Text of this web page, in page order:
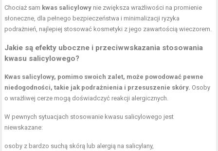
Chociaż sam kwas salicylowy nie zwiększa wrażliwości na promienie
słoneczne, dla pełnego bezpieczeństwa i minimalizacji ryzyka
podrażnień, najlepiej stosować kosmetyki z jego zawartością wieczorem.
Jakie są efekty uboczne i przeciwwskazania stosowania
kwasu salicylowego?
Kwas salicylowy, pomimo swoich zalet, może powodować pewne
niedogodności, takie jak podrażnienia i przesuszenie skóry. Osoby
o wrażliwej cerze mogą doświadczyć reakcji alergicznych.
W pewnych sytuacjach stosowanie kwasu salicylowego jest
niewskazane:
osoby z bardzo suchą skórą lub alergią na salicylany,